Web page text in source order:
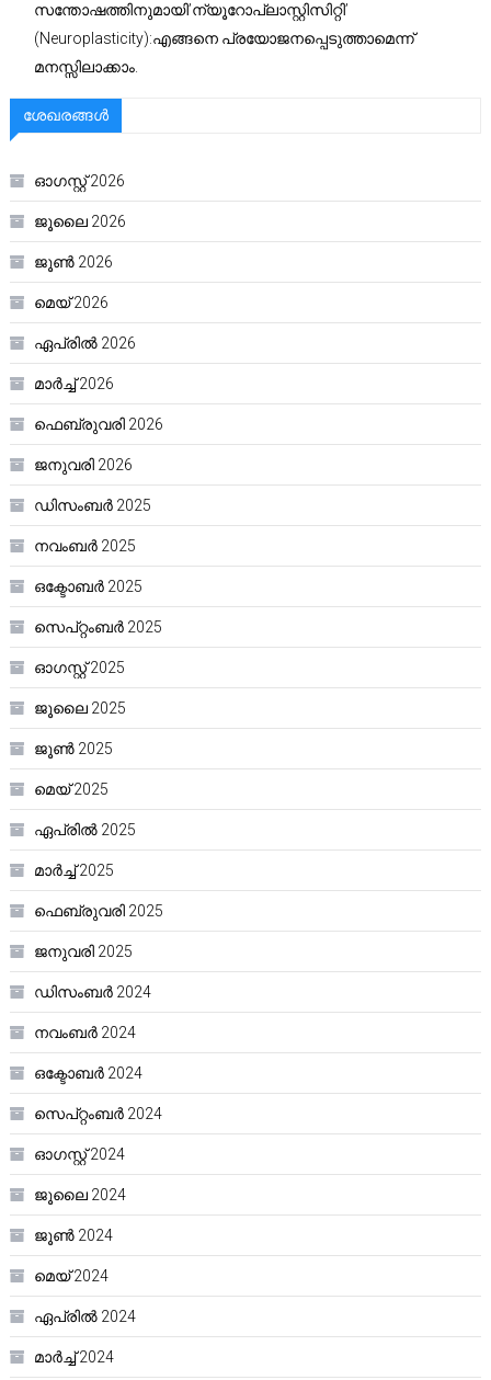
സന്തോഷത്തിനുമായി’ന്യൂറോപ്ലാസ്റ്റിസിറ്റി’
(Neuroplasticity):എങ്ങനെ പ്രയോജനപ്പെടുത്താമെന്ന്
മനസ്സിലാക്കാം.
ശേഖരങ്ങൾ
ഓഗസ്റ്റ്‌ 2026
ജൂലൈ 2026
ജൂൺ 2026
മെയ്‌ 2026
ഏപ്രിൽ 2026
മാർച്ച്‌ 2026
ഫെബ്രുവരി 2026
ജനുവരി 2026
ഡിസംബർ 2025
നവംബർ 2025
ഒക്ടോബർ 2025
സെപ്റ്റംബർ 2025
ഓഗസ്റ്റ്‌ 2025
ജൂലൈ 2025
ജൂൺ 2025
മെയ്‌ 2025
ഏപ്രിൽ 2025
മാർച്ച്‌ 2025
ഫെബ്രുവരി 2025
ജനുവരി 2025
ഡിസംബർ 2024
നവംബർ 2024
ഒക്ടോബർ 2024
സെപ്റ്റംബർ 2024
ഓഗസ്റ്റ്‌ 2024
ജൂലൈ 2024
ജൂൺ 2024
മെയ്‌ 2024
ഏപ്രിൽ 2024
മാർച്ച്‌ 2024